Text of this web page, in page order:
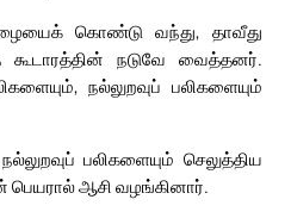
கொண்டு வந்து, தாவீது
நடுவே வைத்தனர்.
நல்லுறவுப் பலிகளையும்
பலிகளையும் செலுத்திய
பெயரால் ஆசி வழங்கினார்.